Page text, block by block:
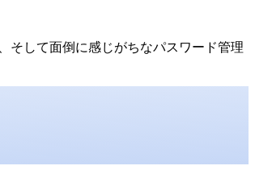
そして面倒に感じがちなパスワード管理